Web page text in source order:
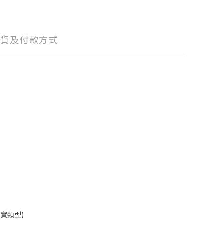
及付款方式
類型)